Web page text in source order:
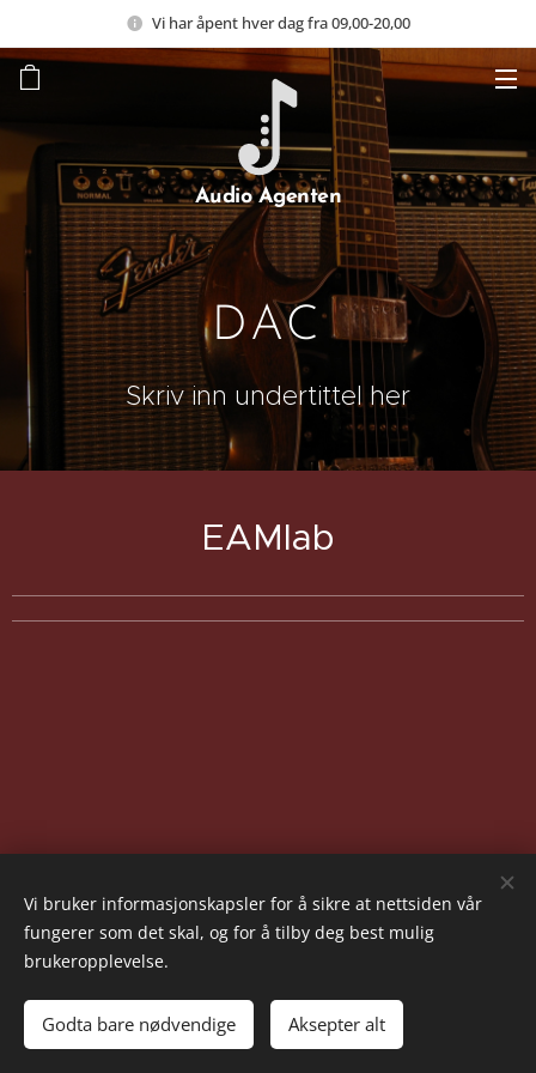
Vi har åpent hver dag fra 09,00-20,00
Audio Agenten
DAC
Skriv inn undertittel her
EAMlab
© 2020 AUDIO AGENTEN
Informasjonskapsler
Vi bruker informasjonskapsler for å sikre at nettsiden vår
fungerer som det skal, og for å tilby deg best mulig
brukeropplevelse.
Godta bare nødvendige Aksepter alt